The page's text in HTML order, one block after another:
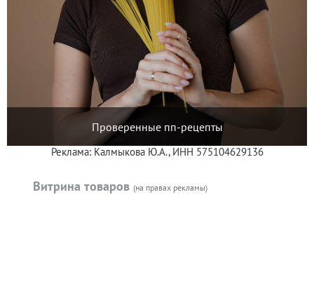
Проверенные пп-рецепты
Реклама: Калмыкова Ю.А., ИНН 575104629136
Витрина товаров (на правах рекламы)